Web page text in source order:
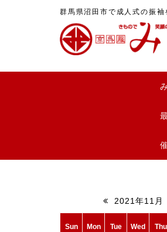
群馬県沼田市で成人式の振
2021年11月
Sun Mon Tue Wed Thu